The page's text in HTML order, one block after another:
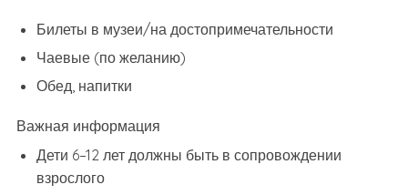
Билеты в музеи/на достопримечательности
Чаевые (по желанию)
Обед, напитки
Важная информация
Дети 6–12 лет должны быть в сопровождении
взрослого